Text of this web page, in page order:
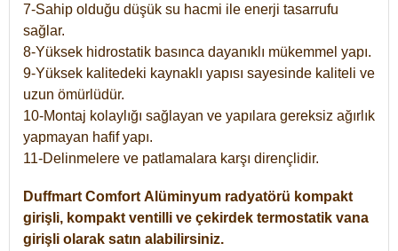
7-Sahip olduğu düşük su hacmi ile enerji tasarrufu
sağlar.
8-Yüksek hidrostatik basınca dayanıklı mükemmel yapı.
9-Yüksek kalitedeki kaynaklı yapısı sayesinde kaliteli ve
uzun ömürlüdür.
10-Montaj kolaylığı sağlayan ve yapılara gereksiz ağırlık
yapmayan hafif yapı.
11-Delinmelere ve patlamalara karşı dirençlidir.
Duffmart Comfort Alüminyum radyatörü kompakt
girişli, kompakt ventilli ve çekirdek termostatik vana
girişli olarak satın alabilirsiniz.